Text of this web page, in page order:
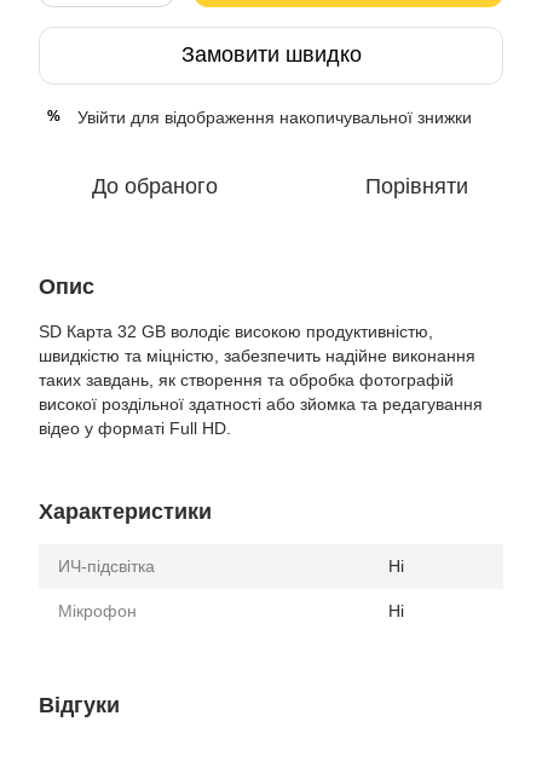
Замовити швидко
% Увійти для відображення накопичувальної знижки
До обраного Порівняти
Опис
SD Карта 32 GB володіє високою продуктивністю,
швидкістю та міцністю, забезпечить надійне виконання
таких завдань, як створення та обробка фотографій
високої роздільної здатності або зйомка та редагування
відео у форматі Full HD.
Характеристики
ИЧ-підсвітка Ні
Мікрофон Ні
Відгуки